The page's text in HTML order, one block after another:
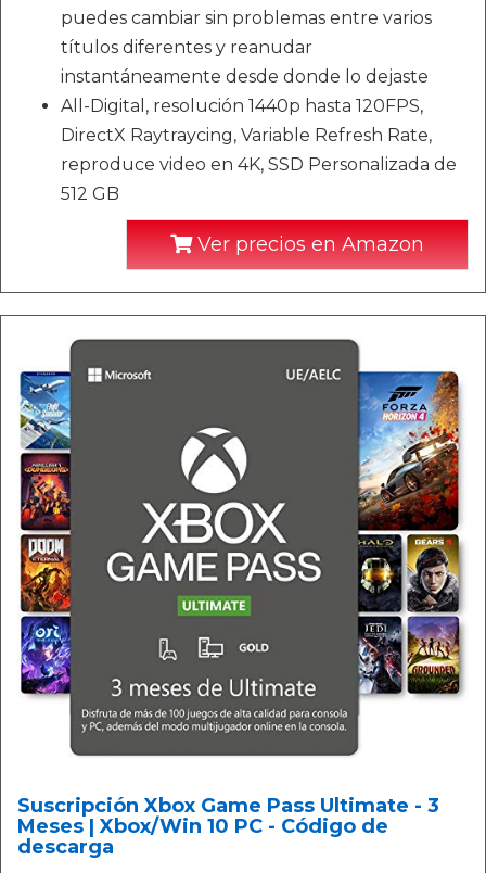
puedes cambiar sin problemas entre varios
títulos diferentes y reanudar
instantáneamente desde donde lo dejaste
All-Digital, resolución 1440p hasta 120FPS,
DirectX Raytraycing, Variable Refresh Rate,
reproduce video en 4K, SSD Personalizada de
512 GB
Ver precios en Amazon
Suscripción Xbox Game Pass Ultimate - 3
Meses | Xbox/Win 10 PC - Código de
descarga